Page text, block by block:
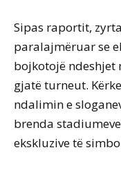
Sipas raportit,
paralajmëruar se
bojkotojë ndeshjet
gjatë turneut.
ndalimin e
brenda
ekskluzive të